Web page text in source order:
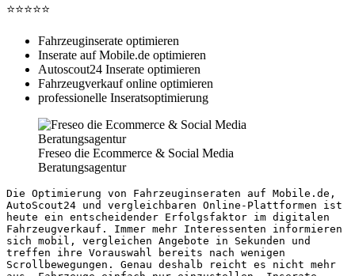
⭐⭐⭐⭐⭐
Fahrzeuginserate optimieren
Inserate auf Mobile.de optimieren
Autoscout24 Inserate optimieren
Fahrzeugverkauf online optimieren
professionelle Inseratsoptimierung
Freseo die Ecommerce & Social Media
Beratungsagentur
Die Optimierung von Fahrzeuginseraten auf Mobile.de,
AutoScout24 und vergleichbaren Online-Plattformen ist
heute ein entscheidender Erfolgsfaktor im digitalen
Fahrzeugverkauf. Immer mehr Interessenten informieren
sich mobil, vergleichen Angebote in Sekunden und
treffen ihre Vorauswahl bereits nach wenigen
Scrollbewegungen. Genau deshalb reicht es nicht mehr